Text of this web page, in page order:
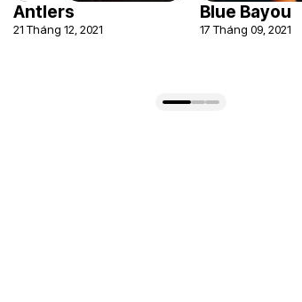
Antlers
21 Tháng 12, 2021
Blue Bayou
17 Tháng 09, 2021